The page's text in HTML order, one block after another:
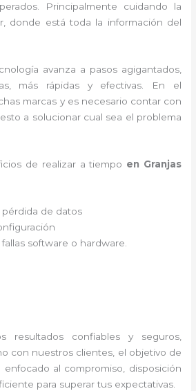
Principalmente cuidando la
donde está toda la información del
avanza a pasos agigantados,
más rápidas y efectivas . En el
marcas y es necesario contar con
a solucionar cual sea el problema
de realizar a tiempo en Granjas
de datos
software o hardware
resultados confiables y seguros,
con nuestros clientes, el objetivo de
enfocado al compromiso, disposición
para superar tus expectativas.